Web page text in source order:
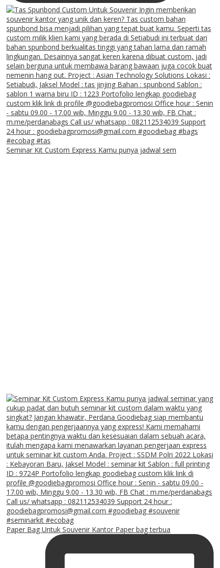
Seminar Kit Custom Express Kamu punya jadwal sem
Paper Bag Untuk Souvenir Kantor Paper bag terbua